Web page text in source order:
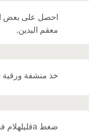
احصل على بعض
معقم اليدين.
خذ منشفة ورقية
ضغط a قليلهلام